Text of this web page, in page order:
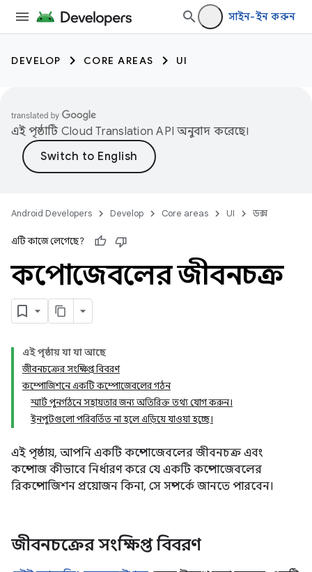
সাইন-ইন করুন
DEVELOP CORE AREAS UI
এই পৃষ্ঠাটি Cloud Translation API অনুবাদ করেছে।
Android Developers Develop Core areas UI ডক্স
এটি কাজে লেগেছে?
কম্পোজেবলের জীবনচক্র
এই পৃষ্ঠায় যা যা আছে
জীবনচক্রের সংক্ষিপ্ত বিবরণ
কম্পোজিশনে একটি কম্পোজেবলের গঠন
স্মার্ট পুনর্গঠনে সহায়তার জন্য অতিরিক্ত তথ্য যোগ করুন।
ইনপুটগুলো পরিবর্তিত না হলে এড়িয়ে যাওয়া হচ্ছে।
এই পৃষ্ঠায়, আপনি একটি কম্পোজেবলের জীবনচক্র এবং
কম্পোজ কীভাবে নির্ধারণ করে যে একটি কম্পোজেবলের
রিকম্পোজিশন প্রয়োজন কিনা, সে সম্পর্কে জানতে পারবেন।
জীবনচক্রের সংক্ষিপ্ত বিবরণ